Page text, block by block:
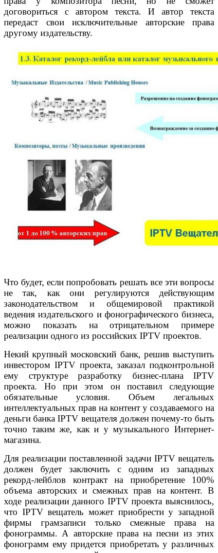
договориться с автором текста. И автор текста
передаст свои исключительные авторские права
другому издательству.
Что будет, если попробовать решать все эти вопросы
не так, как они регулируются действующим
законодательством и общемировой практикой
ведения издательского и фонографического бизнеса,
можно показать на отрицательном примере
реализации одного из российских IPTV проектов.
Некий крупный московский банк, решив выступить
инвестором IPTV проекта, заказал подконтрольной
ему структуре разработку бизнес-плана IPTV
проекта. Но при этом он поставил следующие
обязательные условия. Объем легальных
интеллектуальных прав на контент у создаваемого на
деньги банка IPTV вещателя должен почему-то быть
точно таким же, как и у музыкального Интернет-
магазина.
Для реализации поставленной задачи IPTV вещатель
должен будет заключить с одним из западных
рекорд-лейблов контракт на приобретение 100%
объема авторских и смежных прав на контент. В
ходе реализации данного IPTV проекта выяснилось,
что IPTV вещатель может приобрести у западной
фирмы грамзаписи только смежные права на
фонограммы. А авторские права на песни из этих
фонограмм ему придется приобретать у различных